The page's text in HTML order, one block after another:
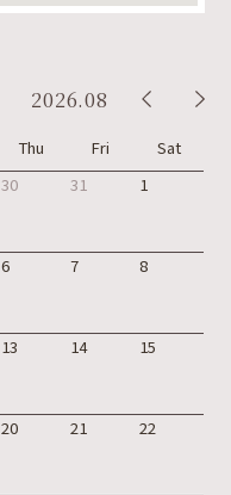
2026.08
Thu Fri
Sat
30 31 1
6 7 8
13 14 15
20 21 22